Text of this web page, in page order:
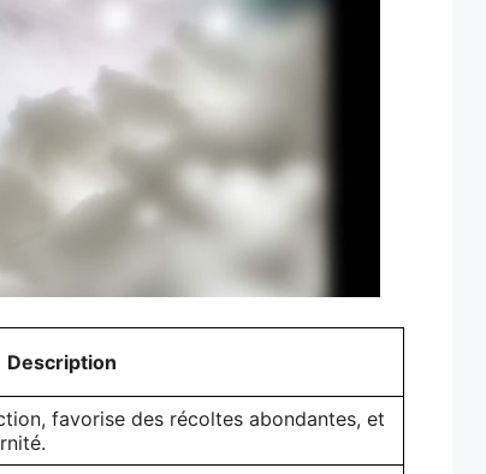
Description
favorise des récoltes abondantes, et